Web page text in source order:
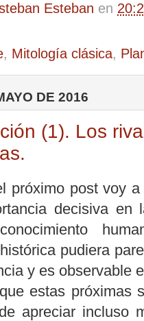
Esteban en
, Mitología clásica,
DE 2016
(1). Los
próximo post voy
decisiva
pudiera
y es observable
estas próximas
apreciar incluso